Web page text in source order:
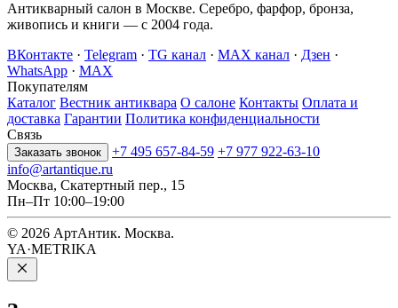
Антикварный салон в Москве. Серебро, фарфор, бронза,
живопись и книги — с 2004 года.
ВКонтакте · Telegram · TG канал · MAX канал · Дзен ·
WhatsApp · MAX
Покупателям
Каталог Вестник антиквара О салоне Контакты Оплата и
доставка Гарантии Политика конфиденциальности
Связь
Заказать звонок +7 495 657-84-59 +7 977 922-63-10
info@artantique.ru
Москва, Скатертный пер., 15
Пн–Пт 10:00–19:00
© 2026 АртАнтик. Москва.
YA·METRIKA